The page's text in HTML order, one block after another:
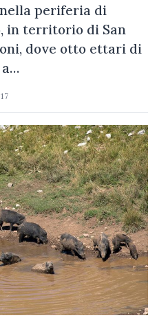
periferia di
in territorio di San
dove otto ettari di